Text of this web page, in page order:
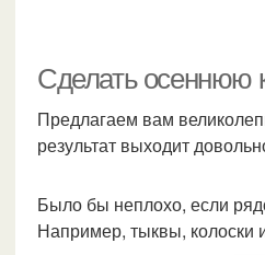
Сделать осеннюю
Предлагаем вам
результат выходит
Было бы неплохо, если
Например, тыквы, колоски